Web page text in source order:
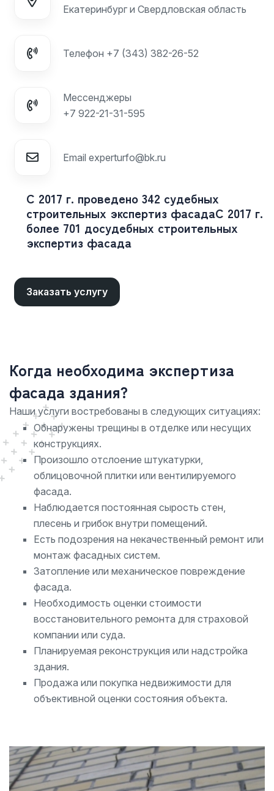
Екатеринбург и Свердловская область
Телефон +7 (343) 382-26-52
Мессенджеры
+7 922-21-31-595
Email experturfo@bk.ru
С 2017 г. проведено 342 судебных
строительных экспертиз фасадаС 2017 г.
более 701 досудебных строительных
экспертиз фасада
Заказать услугу
Когда необходима экспертиза
фасада здания?
Наши услуги востребованы в следующих ситуациях:
Обнаружены трещины в отделке или несущих
конструкциях.
Произошло отслоение штукатурки,
облицовочной плитки или вентилируемого
фасада.
Наблюдается постоянная сырость стен,
плесень и грибок внутри помещений.
Есть подозрения на некачественный ремонт или
монтаж фасадных систем.
Затопление или механическое повреждение
фасада.
Необходимость оценки стоимости
восстановительного ремонта для страховой
компании или суда.
Планируемая реконструкция или надстройка
здания.
Продажа или покупка недвижимости для
объективной оценки состояния объекта.